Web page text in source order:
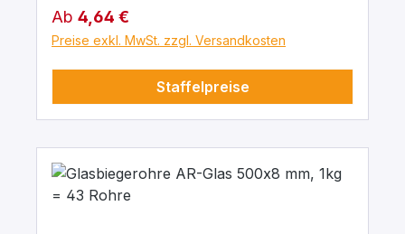
Regulärer Preis:
Ab 4,64 €
Preise exkl. MwSt. zzgl. Versandkosten
Staffelpreise